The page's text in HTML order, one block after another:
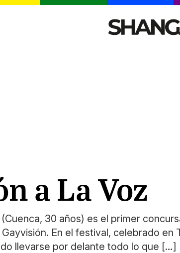
a La Voz
30 años) es el primer
En el festival, celebrado
llevarse por delante todo lo que […]